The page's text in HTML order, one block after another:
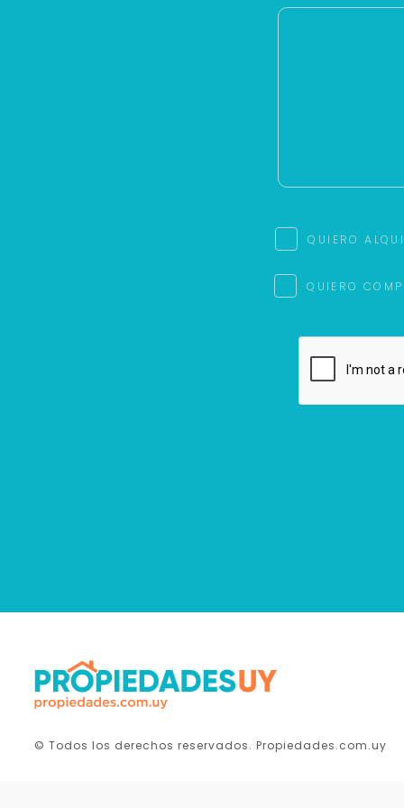
QUIERO
QUIERO
© Todos los derechos reservados. Propiedades.com.uy